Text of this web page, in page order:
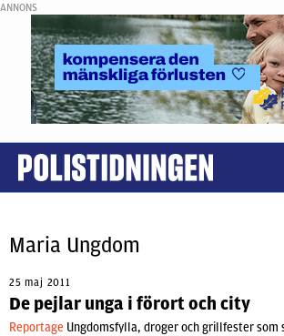
ANNONS
Maria Ungdom
25 maj 2011
De pejlar unga i förort och city
Reportage Ungdomsfylla, droger och grillfester som